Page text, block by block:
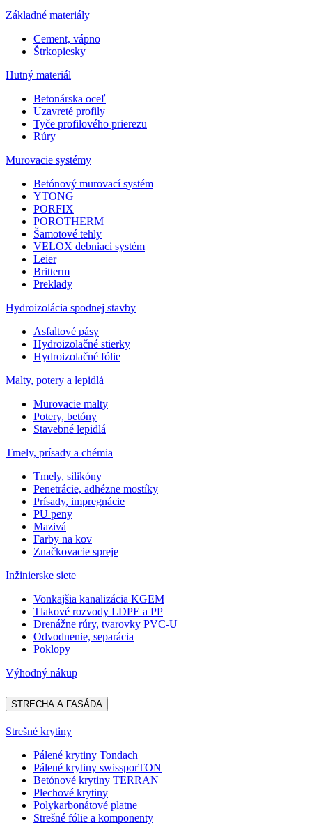
Základné materiály
Cement, vápno
Štrkopiesky
Hutný materiál
Betonárska oceľ
Uzavreté profily
Tyče profilového prierezu
Rúry
Murovacie systémy
Betónový murovací systém
YTONG
PORFIX
POROTHERM
Šamotové tehly
VELOX debniaci systém
Leier
Britterm
Preklady
Hydroizolácia spodnej stavby
Asfaltové pásy
Hydroizolačné stierky
Hydroizolačné fólie
Malty, potery a lepidlá
Murovacie malty
Potery, betóny
Stavebné lepidlá
Tmely, prísady a chémia
Tmely, silikóny
Penetrácie, adhézne mostíky
Prísady, impregnácie
PU peny
Mazivá
Farby na kov
Značkovacie spreje
Inžinierske siete
Vonkajšia kanalizácia KGEM
Tlakové rozvody LDPE a PP
Drenážne rúry, tvarovky PVC-U
Odvodnenie, separácia
Poklopy
Výhodný nákup
STRECHA A FASÁDA
Strešné krytiny
Pálené krytiny Tondach
Pálené krytiny swissporTON
Betónové krytiny TERRAN
Plechové krytiny
Polykarbonátové platne
Strešné fólie a komponenty